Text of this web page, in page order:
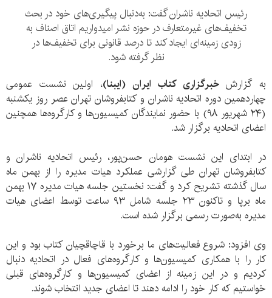
رئیس اتحادیه ناشران گفت: به‌دنبال پیگیری‌های خود در بحث
تخفیف‌های غیرمتعارف در حوزه نشر امیدواریم اتاق اصناف به
زودی زمینه‌ای ایجاد کند تا درصد قانونی برای تخفیف‌ها در
نظر گرفته شود.
به گزارش خبرگزاری کتاب ایران (ایبنا)، اولین نشست عمومی
چهاردهمین دوره اتحادیه ناشران و کتابفروشان تهران عصر روز یکشنبه
(۲۴ شهریور ۹۸) با حضور نمایندگان کمیسیون‌ها و کارگروه‌ها همچنین
اعضای اتحادیه برگزار شد.
در ابتدای این نشست هومان حسن‌پور، رئیس اتحادیه ناشران و
کتابفروشان تهران طی گزارشی عملکرد هیات مدیره را از بهمن ماه
سال گذشته تشریح کرد و گفت: نخستین جلسه هیات مدیره ۱۷ بهمن
ماه برپا و تاکنون ۲۳ جلسه شامل ۹۳ ساعت توسط اعضای هیات
مدیره به‌صورت رسمی برگزار شده است.
وی افزود: شروع فعالیت‌های ما برخورد با قاچاقچیان کتاب بود و این
کار را با همکاری کمیسیون‌ها و کارگروه‌های فعال در اتحادیه دنبال
کردیم و در این زمینه از اعضای کمیسیون‌ها و کارگروه‌های قبلی
خواستیم که کار خود را ادامه دهند تا اعضای جدید انتخاب شوند.